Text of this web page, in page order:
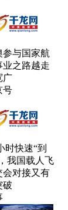
参与国家航
业之路越走
广
号
时快速“到
我国载人飞
会对接又有
破